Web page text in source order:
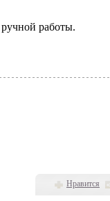
работы.
Нравится